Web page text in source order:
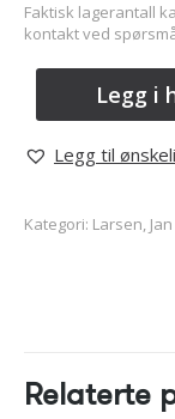
Faktisk lagerantall
kontakt ved
Legg i
Legg til
Kategori: Larsen,
Relaterte